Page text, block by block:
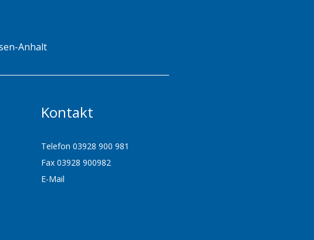
Anhalt
Kontakt
Telefon 03928 900 981
Fax 03928 900982
E-Mail